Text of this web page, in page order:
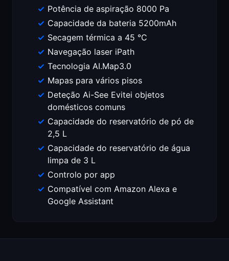
Potência de aspiração 8000 Pa
Capacidade da bateria 5200mAh
Secagem térmica a 45 °C
Navegação laser iPath
Tecnologia AI.Map3.0
Mapas para vários pisos
Deteção Ai-See Evitei objetos
domésticos comuns
Capacidade do reservatório de pó de
2,5 L
Capacidade do reservatório de água
limpa de 3 L
Controlo por app
Compatível com Amazon Alexa e
Google Assistant